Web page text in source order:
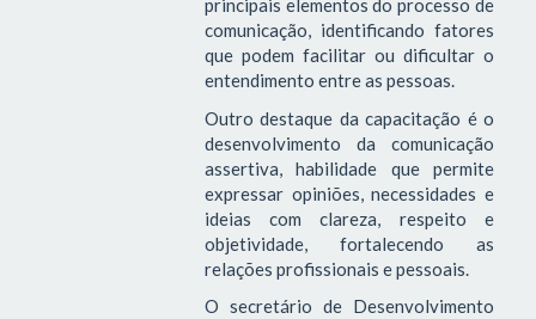
principais elementos do processo de
comunicação, identificando fatores
que podem facilitar ou dificultar o
entendimento entre as pessoas.
Outro destaque da capacitação é o
desenvolvimento da comunicação
assertiva, habilidade que permite
expressar opiniões, necessidades e
ideias com clareza, respeito e
objetividade, fortalecendo as
relações profissionais e pessoais.
O secretário de Desenvolvimento